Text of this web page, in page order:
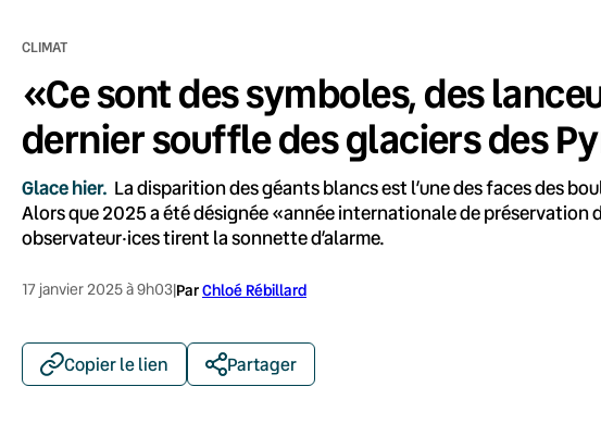
CLIMAT
«Ce sont des symboles, des
dernier souffle des glaciers des
Glace hier. La disparition des géants blancs est l’une des faces des
Alors que 2025 a été désignée «année internationale de préservation
observateur·ices tirent la sonnette d’alarme.
17 janvier 2025 à 9h03|ParChloé Rébillard
Copier le lien Partager